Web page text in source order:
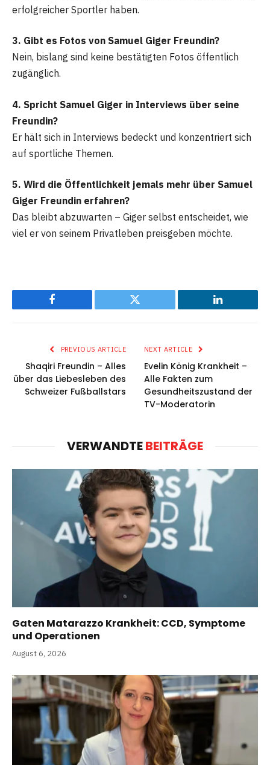
erfolgreicher Sportler haben.
3. Gibt es Fotos von Samuel Giger Freundin?
Nein, bislang sind keine bestätigten Fotos öffentlich
zugänglich.
4. Spricht Samuel Giger in Interviews über seine
Freundin?
Er hält sich in Interviews bedeckt und konzentriert sich
auf sportliche Themen.
5. Wird die Öffentlichkeit jemals mehr über Samuel
Giger Freundin erfahren?
Das bleibt abzuwarten – Giger selbst entscheidet, wie
viel er von seinem Privatleben preisgeben möchte.
Facebook Twitter LinkedIn
PREVIOUS ARTICLE
Shaqiri Freundin – Alles
über das Liebesleben des
Schweizer Fußballstars
NEXT ARTICLE
Evelin König Krankheit –
Alle Fakten zum
Gesundheitszustand der
TV-Moderatorin
VERWANDTEBEITRÄGE
Gaten Matarazzo Krankheit: CCD, Symptome
und Operationen
August 6, 2026